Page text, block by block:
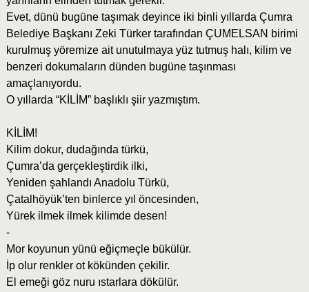
Evet, dünü bugüne taşımak deyince iki binli yıllarda Çumra
Belediye Başkanı Zeki Türker tarafından ÇUMELSAN birimi
kurulmuş yöremize ait unutulmaya yüz tutmuş halı, kilim ve
benzeri dokumaların dünden bugüne taşınması
amaçlanıyordu.
O yıllarda “KİLİM” başlıklı şiir yazmıştım.
KİLİM!
Kilim dokur, dudağında türkü,
Çumra’da gerçekleştirdik ilki,
Yeniden şahlandı Anadolu Türkü,
Çatalhöyük’ten binlerce yıl öncesinden,
Yürek ilmek ilmek kilimde desen!
-
Mor koyunun yünü eğiçmeçle bükülür.
İp olur renkler ot kökünden çekilir.
El emeği göz nuru ıstarlara dökülür.